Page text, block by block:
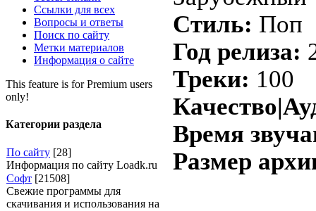
Ссылки для всех
Вопросы и ответы
Поиск по сайту
Метки материалов
Информация о сайте
This feature is for Premium users
only!
Категории раздела
По сайту [28]
Информация по сайту Loadk.ru
Софт [21508]
Свежие программы для
скачивания и использования на
Стиль: Поп
Год релиза:
Треки: 100
Время
Размер